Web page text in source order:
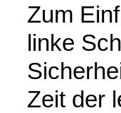
Zum
linke
Zeit der